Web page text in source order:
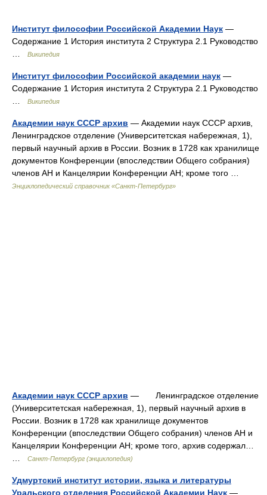
Институт философии Российской Академии Наук —
Содержание 1 История института 2 Структура 2.1 Руководство
Википедия
Институт философии Российской академии наук —
Содержание 1 История института 2 Структура 2.1 Руководство
Википедия
Академии наук СССР архив — Академии наук СССР архив,
Ленинградское отделение (Университетская набережная, 1),
первый научный архив в России. Возник в 1728 как хранилище
документов Конференции (впоследствии Общего собрания)
членов АН и Канцелярии Конференции АН; кроме того …
Энциклопедический справочник «Санкт-Петербург»
Академии наук СССР архив — Ленинградское отделение
(Университетская набережная, 1), первый научный архив в
России. Возник в 1728 как хранилище документов
Конференции (впоследствии Общего собрания) членов АН и
Канцелярии Конференции АН; кроме того, архив содержал…
Санкт-Петербург (энциклопедия)
Удмуртский институт истории, языка и литературы
Уральского отделения Российской Академии Наук —